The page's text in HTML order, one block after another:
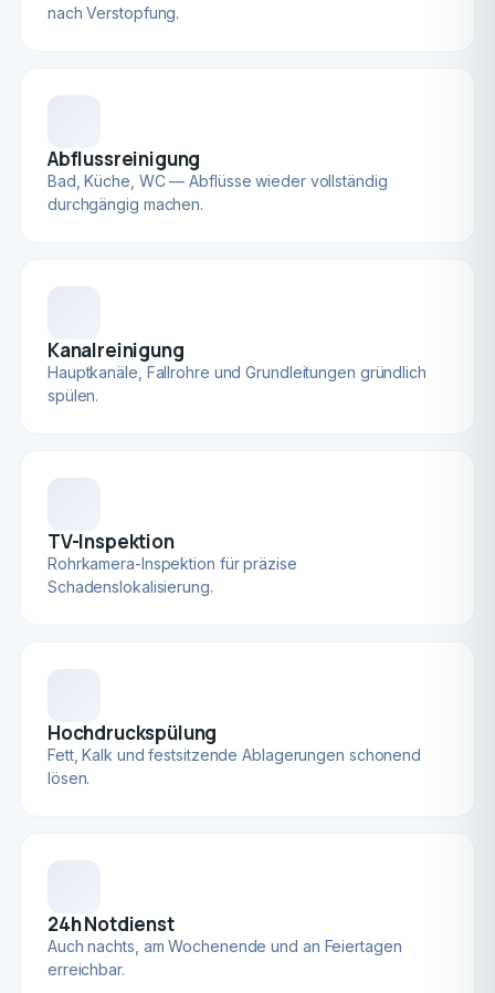
nach Verstopfung.
Abflussreinigung
Bad, Küche, WC — Abflüsse wieder vollständig
durchgängig machen.
Kanalreinigung
Hauptkanäle, Fallrohre und Grundleitungen gründlich
spülen.
TV-Inspektion
Rohrkamera-Inspektion für präzise
Schadenslokalisierung.
Hochdruckspülung
Fett, Kalk und festsitzende Ablagerungen schonend
lösen.
24h Notdienst
Auch nachts, am Wochenende und an Feiertagen
erreichbar.